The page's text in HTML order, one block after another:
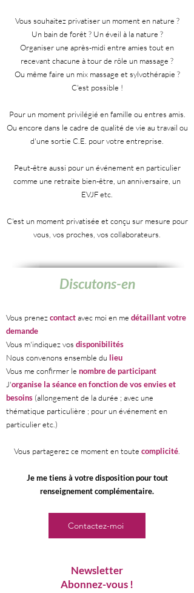
Vous souhaitez privatiser un moment en nature ?
Un bain de forêt ? Un éveil à la nature ?
Organiser une après-midi entre amies tout en
recevant chacune à tour de rôle un massage ?
Ou même faire un mix massage et sylvothérapie ?
C'est possible !
Pour un moment privilégié en famille ou entres amis.
Ou encore dans le cadre de qualité de vie au travail ou
d'une sortie C.E. pour votre entreprise.
Peut-être aussi pour un événement en particulier
comme une retraite bien-être, un anniversaire, un
EVJF etc.
C'est un moment privatisée et conçu sur mesure pour
vous, vos proches, vos collaborateurs.
Discutons-en
Vous prenezcontactavec moi en me détaillant votre
demande
Vous m'indiquez vos disponibilités
Nous convenons ensemble du lieu
Vous me confirmer le nombre de participant
J'organise la séance en fonction de vos envies et
besoins (allongement de la durée ; avec une
thématique particulière ; pour un événement en
particulier etc.)
Vous partagerez ce moment en toute complicité
Je me tiens à votre disposition pour tout
renseignement complémentaire.
Contactez-moi
Newsletter
Abonnez-vous !